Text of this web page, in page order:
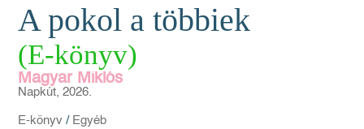
A pokol a többiek
(E-könyv)
Magyar Miklós
Napkút, 2026.
E-könyv / Egyéb